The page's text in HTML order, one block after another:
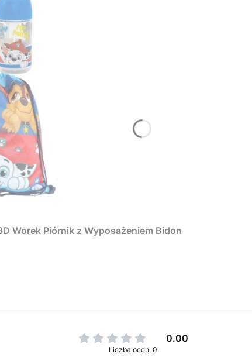
Worek Piórnik z Wyposażeniem Bidon
0.00
Liczba ocen: 0